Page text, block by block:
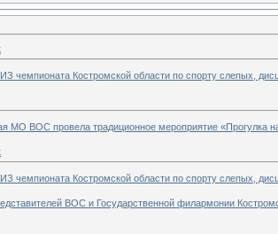
чемпионата Костромской области по спорту слепых,
МО ВОС провела традиционное мероприятие «Прогулка
чемпионата Костромской области по спорту слепых,
ВОС и Государственной филармонии